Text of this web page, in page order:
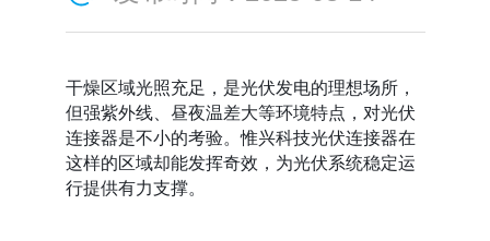
干燥区域光照充足，是光伏发电的理想场所，
但强紫外线、昼夜温差大等环境特点，对光伏
连接器是不小的考验。惟兴科技光伏连接器在
这样的区域却能发挥奇效，为光伏系统稳定运
行提供有力支撑。